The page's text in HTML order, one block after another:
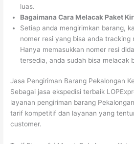
luas.
Bagaimana Cara Melacak Paket
Setiap anda mengirimkan barang,
nomer resi yang bisa anda tracking
Hanya memasukkan nomer resi
tersedia, anda sudah bisa melacak
Jasa Pengiriman Barang Pekalongan
Sebagai jasa ekspedisi terbaik
layanan pengiriman barang
tarif kompetitif dan layanan yang
customer.